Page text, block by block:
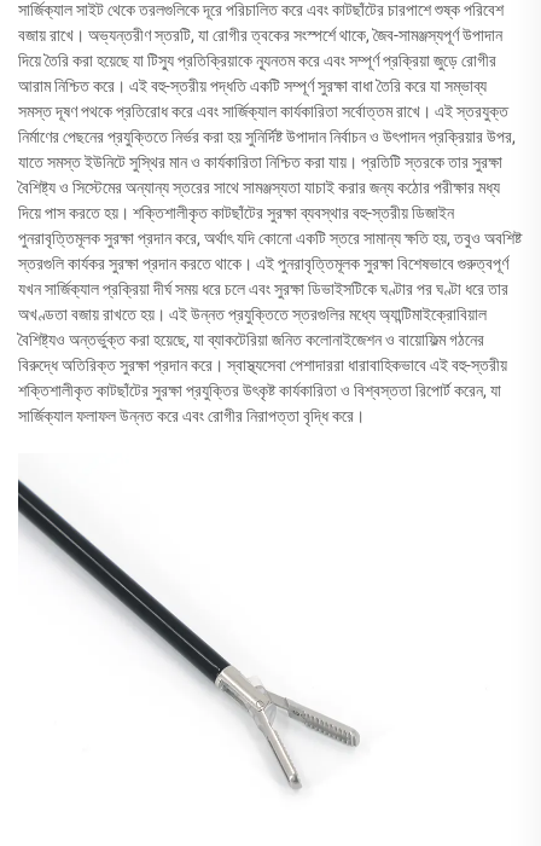
সার্জিক্যাল সাইট থেকে তরলগুলিকে দূরে পরিচালিত করে এবং কাটছাঁটের চারপাশে শুষ্ক পরিবেশ
বজায় রাখে। অভ্যন্তরীণ স্তরটি, যা রোগীর ত্বকের সংস্পর্শে থাকে, জৈব-সামঞ্জস্যপূর্ণ উপাদান
দিয়ে তৈরি করা হয়েছে যা টিস্যু প্রতিক্রিয়াকে ন্যূনতম করে এবং সম্পূর্ণ প্রক্রিয়া জুড়ে রোগীর
আরাম নিশ্চিত করে। এই বহু-স্তরীয় পদ্ধতি একটি সম্পূর্ণ সুরক্ষা বাধা তৈরি করে যা সম্ভাব্য
সমস্ত দূষণ পথকে প্রতিরোধ করে এবং সার্জিক্যাল কার্যকারিতা সর্বোত্তম রাখে। এই স্তরযুক্ত
নির্মাণের পেছনের প্রযুক্তিতে নির্ভর করা হয় সুনির্দিষ্ট উপাদান নির্বাচন ও উৎপাদন প্রক্রিয়ার উপর,
যাতে সমস্ত ইউনিটে সুস্থির মান ও কার্যকারিতা নিশ্চিত করা যায়। প্রতিটি স্তরকে তার সুরক্ষা
বৈশিষ্ট্য ও সিস্টেমের অন্যান্য স্তরের সাথে সামঞ্জস্যতা যাচাই করার জন্য কঠোর পরীক্ষার মধ্য
দিয়ে পাস করতে হয়। শক্তিশালীকৃত কাটছাঁটের সুরক্ষা ব্যবস্থার বহু-স্তরীয় ডিজাইন
পুনরাবৃত্তিমূলক সুরক্ষা প্রদান করে, অর্থাৎ যদি কোনো একটি স্তরে সামান্য ক্ষতি হয়, তবুও অবশিষ্ট
স্তরগুলি কার্যকর সুরক্ষা প্রদান করতে থাকে। এই পুনরাবৃত্তিমূলক সুরক্ষা বিশেষভাবে গুরুত্বপূর্ণ
যখন সার্জিক্যাল প্রক্রিয়া দীর্ঘ সময় ধরে চলে এবং সুরক্ষা ডিভাইসটিকে ঘণ্টার পর ঘণ্টা ধরে তার
অখণ্ডতা বজায় রাখতে হয়। এই উন্নত প্রযুক্তিতে স্তরগুলির মধ্যে অ্যান্টিমাইক্রোবিয়াল
বৈশিষ্ট্যও অন্তর্ভুক্ত করা হয়েছে, যা ব্যাকটেরিয়া জনিত কলোনাইজেশন ও বায়োফিল্ম গঠনের
বিরুদ্ধে অতিরিক্ত সুরক্ষা প্রদান করে। স্বাস্থ্যসেবা পেশাদাররা ধারাবাহিকভাবে এই বহু-স্তরীয়
শক্তিশালীকৃত কাটছাঁটের সুরক্ষা প্রযুক্তির উৎকৃষ্ট কার্যকারিতা ও বিশ্বস্ততা রিপোর্ট করেন, যা
সার্জিক্যাল ফলাফল উন্নত করে এবং রোগীর নিরাপত্তা বৃদ্ধি করে।